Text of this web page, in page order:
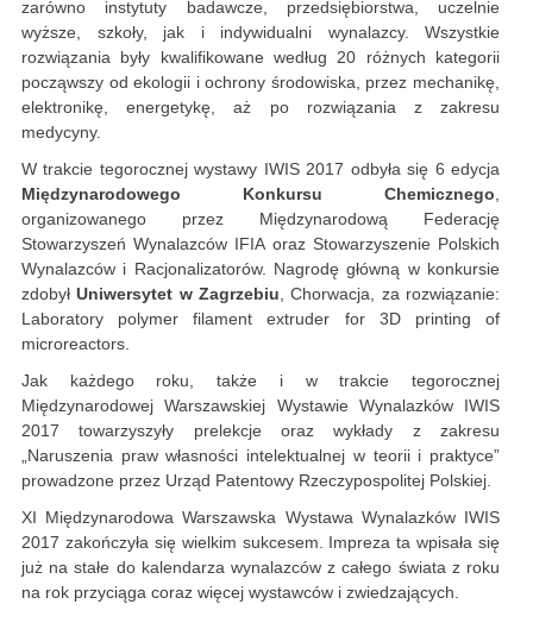
zarówno instytuty badawcze, przedsiębiorstwa, uczelnie
wyższe, szkoły, jak i indywidualni wynalazcy. Wszystkie
rozwiązania były kwalifikowane według 20 różnych kategorii
począwszy od ekologii i ochrony środowiska, przez mechanikę,
elektronikę, energetykę, aż po rozwiązania z zakresu
medycyny.
W trakcie tegorocznej wystawy IWIS 2017 odbyła się 6 edycja
Międzynarodowego Konkursu Chemicznego,
organizowanego przez Międzynarodową Federację
Stowarzyszeń Wynalazców IFIA oraz Stowarzyszenie Polskich
Wynalazców i Racjonalizatorów. Nagrodę główną w konkursie
zdobyłUniwersytet w Zagrzebiu, Chorwacja, za rozwiązanie:
Laboratory polymer filament extruder for 3D printing of
microreactors.
Jak każdego roku, także i w trakcie tegorocznej
Międzynarodowej Warszawskiej Wystawie Wynalazków IWIS
2017 towarzyszyły prelekcje oraz wykłady z zakresu
„Naruszenia praw własności intelektualnej w teorii i praktyce”
prowadzone przez Urząd Patentowy Rzeczypospolitej Polskiej.
XI Międzynarodowa Warszawska Wystawa Wynalazków IWIS
2017 zakończyła się wielkim sukcesem. Impreza ta wpisała się
już na stałe do kalendarza wynalazców z całego świata z roku
na rok przyciąga coraz więcej wystawców i zwiedzających.